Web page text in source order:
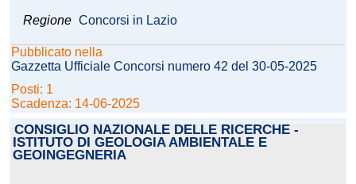
Regione Concorsi in Lazio
Pubblicato nella
Gazzetta Ufficiale Concorsi numero 42 del 30-05-2025
Posti: 1
Scadenza: 14-06-2025
CONSIGLIO NAZIONALE DELLE RICERCHE -
ISTITUTO DI GEOLOGIA AMBIENTALE E
GEOINGEGNERIA